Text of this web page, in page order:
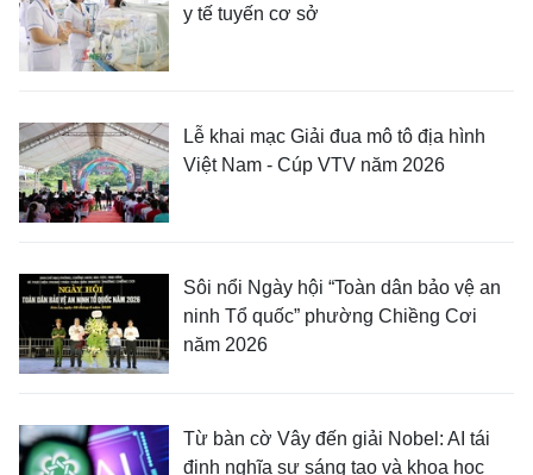
y tế tuyến cơ sở
Lễ khai mạc Giải đua mô tô địa hình
Việt Nam - Cúp VTV năm 2026
Sôi nổi Ngày hội “Toàn dân bảo vệ an
ninh Tổ quốc” phường Chiềng Cơi
năm 2026
Từ bàn cờ Vây đến giải Nobel: AI tái
định nghĩa sự sáng tạo và khoa học